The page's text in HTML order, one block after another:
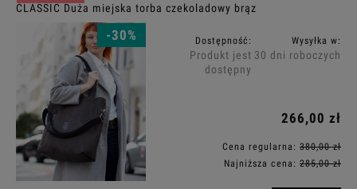
CLASSIC Duża miejska torba czekoladowy brąz
-30% Dostępność:
Produkt jest
dostępny
Wysyłka w:
30 dni roboczych
266,00 zł
Cena regularna: 380,00 zł
Najniższa cena: 285,00 zł